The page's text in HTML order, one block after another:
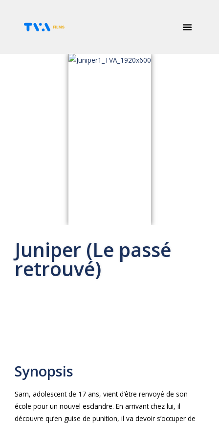
Juniper (Le passé
retrouvé)
Synopsis
Sam, adolescent de 17 ans, vient d’être renvoyé de son
école pour un nouvel esclandre. En arrivant chez lui, il
découvre qu’en guise de punition, il va devoir s’occuper de